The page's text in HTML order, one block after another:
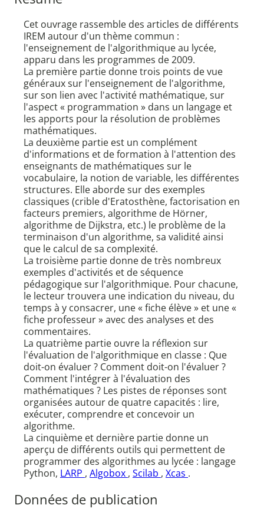
Cet ouvrage rassemble des articles de différents
IREM autour d'un thème commun :
l'enseignement de l'algorithmique au lycée,
apparu dans les programmes de 2009.
La première partie donne trois points de vue
généraux sur l'enseignement de l'algorithme,
sur son lien avec l'activité mathématique, sur
l'aspect « programmation » dans un langage et
les apports pour la résolution de problèmes
mathématiques.
La deuxième partie est un complément
d'informations et de formation à l'attention des
enseignants de mathématiques sur le
vocabulaire, la notion de variable, les différentes
structures. Elle aborde sur des exemples
classiques (crible d'Eratosthène, factorisation en
facteurs premiers, algorithme de Hörner,
algorithme de Dijkstra, etc.) le problème de la
terminaison d'un algorithme, sa validité ainsi
que le calcul de sa complexité.
La troisième partie donne de très nombreux
exemples d'activités et de séquence
pédagogique sur l'algorithmique. Pour chacune,
le lecteur trouvera une indication du niveau, du
temps à y consacrer, une « fiche élève » et une «
fiche professeur » avec des analyses et des
commentaires.
La quatrième partie ouvre la réflexion sur
l'évaluation de l'algorithmique en classe : Que
doit-on évaluer ? Comment doit-on l'évaluer ?
Comment l'intégrer à l'évaluation des
mathématiques ? Les pistes de réponses sont
organisées autour de quatre capacités : lire,
exécuter, comprendre et concevoir un
algorithme.
La cinquième et dernière partie donne un
aperçu de différents outils qui permettent de
programmer des algorithmes au lycée : langage
Python, LARP , Algobox , Scilab , Xcas .
Données de publication